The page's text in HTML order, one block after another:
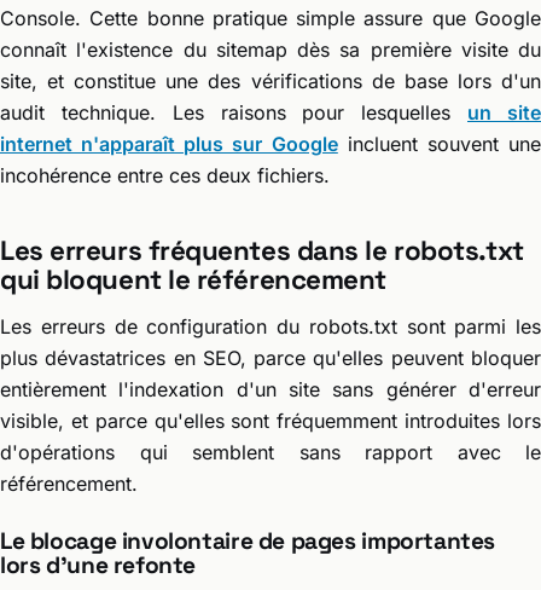
Console. Cette bonne pratique simple assure que Google
connaît l'existence du sitemap dès sa première visite du
site, et constitue une des vérifications de base lors d'un
audit technique. Les raisons pour lesquelles un site
internet n'apparaît plus sur Googleincluent souvent une
incohérence entre ces deux fichiers.
Les erreurs fréquentes dans le robots.txt
qui bloquent le référencement
Les erreurs de configuration du robots.txt sont parmi les
plus dévastatrices en SEO, parce qu'elles peuvent bloquer
entièrement l'indexation d'un site sans générer d'erreur
visible, et parce qu'elles sont fréquemment introduites lors
d'opérations qui semblent sans rapport avec le
référencement.
Le blocage involontaire de pages importantes
lors d'une refonte